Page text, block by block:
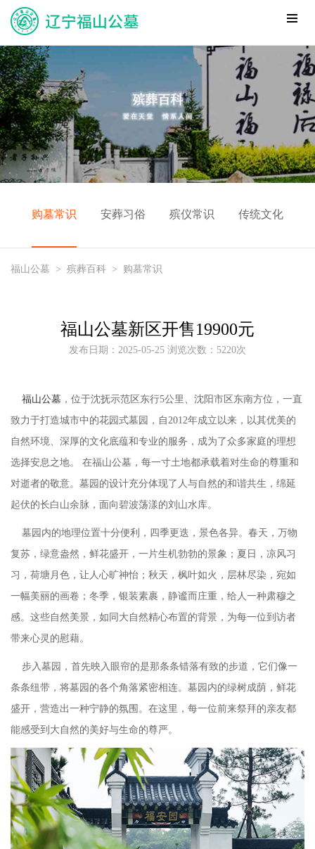
购墓常识 安葬习俗 殡仪常识 传统文化
福山公墓 > 殡葬百科 > 购墓常识
福山公墓新区开售19900元
发布日期：2025-05-25 浏览次数：5220次
福山公墓 ， 位于沈抚示范区东行5公里、沈阳市区东南方位，一直
致力于打造城市中的花园式墓园，自2012年成立以来，以其优美的
自然环境、深厚的文化底蕴和专业的服务，成为了众多家庭的理想
选择安息之地。
在福山公墓，每一寸土地都承载着对生命的尊重和
对逝者的敬意。墓园的设计充分体现了人与自然的和谐共生，绵延
起伏的长白山余脉，面向碧波荡漾的刘山水库。
墓园内的地理位置十分便利，四季更迭，景色各异。春天，万物
复苏，绿意盎然，鲜花盛开，一片生机勃勃的景象；夏日，凉风习
习，荷塘月色，让人心旷神怡；秋天，枫叶如火，层林尽染，宛如
一幅美丽的画卷；冬季，银装素裹，静谧而庄重，给人一种肃穆之
感。这些自然美景，如同大自然精心布置的背景，为每一位到访者
带来心灵的慰藉。
步入墓园，首先映入眼帘的是那条条错落有致的步道，它们像一
条条纽带，将墓园的各个角落紧密相连。墓园内的绿树成荫，鲜花
盛开，营造出一种宁静的氛围。在这里，每一位前来祭拜的亲友都
能感受到大自然的美好与生命的尊严。